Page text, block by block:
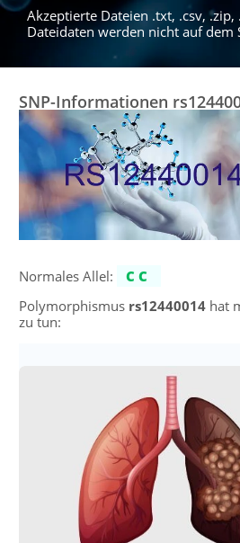
Akzeptierte Dateien .txt, .csv, .zip,
Dateidaten werden nicht auf dem
SNP-Informationen
Normales Allel:
CC
Polymorphismus rs12440014hat
zu tun: